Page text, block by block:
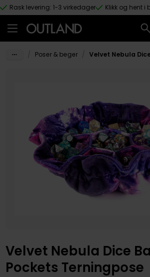
Hopp til hovedinnhold
Rask levering: 1-3 virkedager Klikk og hent i
Poser & beger
Velvet Nebula Dice
Pockets Terningpose